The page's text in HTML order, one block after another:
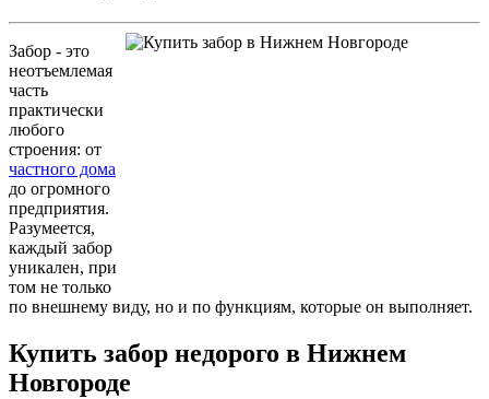
Забор - это
неотъемлемая
часть
практически
любого
строения: от
частного дома
до огромного
предприятия.
Разумеется,
каждый забор
уникален, при
том не только
по внешнему виду, но и по функциям, которые он выполняет.
Купить забор недорого в Нижнем
Новгороде